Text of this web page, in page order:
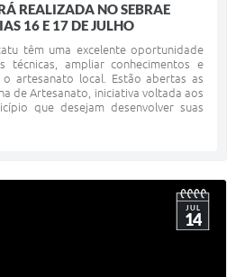
REALIZADA NO SEBRAE
16 E 17 DE JULHO
têm uma excelente oportunidade
técnicas, ampliar conhecimentos e
artesanato local. Estão abertas as
de Artesanato, iniciativa voltada aos
que desejam desenvolver suas
JUL
14